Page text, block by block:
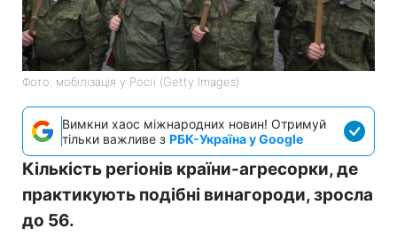
Фото: мобілізація у Росії (Getty Images)
Вимкни хаос міжнародних новин! Отримуй
тільки важливе з РБК-Україна у Google
Кількість регіонів країни-агресорки, де
практикують подібні винагороди, зросла
до 56.